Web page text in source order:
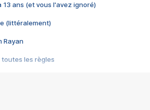
13 ans (et vous l'avez ignoré)
(littéralement)
Rayan
toutes les règles